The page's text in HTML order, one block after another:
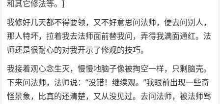
和其它修法等。]
我修好几天都不得要领，又不好意思问法师，便去问别人，
那人特坏，拉着我去法师面前替我问，弄得我满面通红。法
师还是很耐心的对我开示了修观的技巧。
我接着观心念生灭，慢慢地脑子像被掏空一样，只剩脑壳。
下来问法师，法师说：“没错！继续观。”我眼前出现一些奇
怪景象，比真的还清楚，又从没见过。去问法师，被法师骂